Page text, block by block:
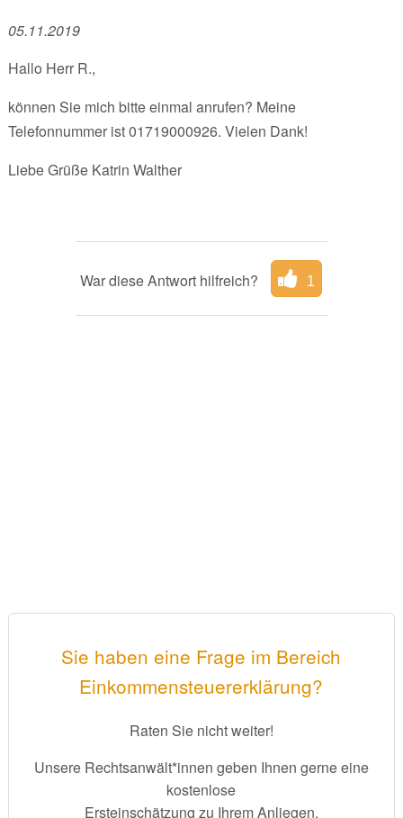
05.11.2019
Hallo Herr R.,
können Sie mich bitte einmal anrufen? Meine
Telefonnummer ist 01719000926. Vielen Dank!
Liebe Grüße Katrin Walther
War diese Antwort hilfreich? 1
Sie haben eine Frage im Bereich
Einkommensteuererklärung?
Raten Sie nicht weiter!
Unsere Rechtsanwält*innen geben Ihnen gerne eine
kostenlose
Ersteinschätzung zu Ihrem Anliegen.